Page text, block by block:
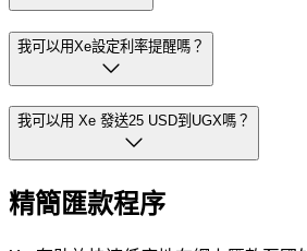
我可以用Xe設定利率提醒嗎？
我可以用 Xe 發送25 USD到UGX嗎？
精簡匯款程序